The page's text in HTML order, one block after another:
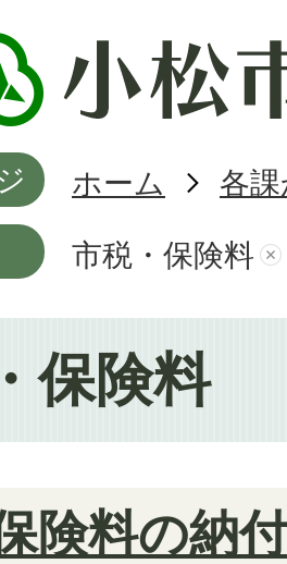
ホーム
各
市税・保険料
保険料
険料の納